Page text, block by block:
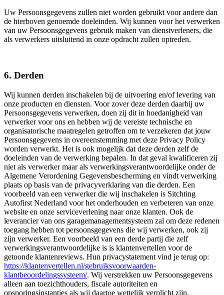
Uw Persoonsgegevens zullen niet worden gebruikt voor andere dan
de hierboven genoemde doeleinden. Wij kunnen voor het verwerken
van uw Persoonsgegevens gebruik maken van dienstverleners, die
als verwerkers uitsluitend in onze opdracht zullen optreden.
6. Derden
Wij kunnen derden inschakelen bij de uitvoering en/of levering van
onze producten en diensten. Voor zover deze derden daarbij uw
Persoonsgegevens verwerken, doen zij dit in hoedanigheid van
verwerker voor ons en hebben wij de vereiste technische en
organisatorische maatregelen getroffen om te verzekeren dat jouw
Persoonsgegevens in overeenstemming met deze Privacy Policy
worden verwerkt. Het is ook mogelijk dat deze derden zelf de
doeleinden van de verwerking bepalen. In dat geval kwalificeren zij
niet als verwerker maar als verwerkingsverantwoordelijke onder de
Algemene Verordening Gegevensbescherming en vindt verwerking
plaats op basis van de privacyverklaring van die derden. Een
voorbeeld van een verwerker die wij inschakelen is Sitchting
Autofirst Nederland voor het onderhouden en verbeteren van onze
website en onze serviceverlening naar onze klanten. Ook de
leverancier van ons garagemanagementsysteem zal om deze redenen
toegang hebben tot persoonsgegevens die wij verwerken, ook zij
zijn verwerker. Een voorbeeld van een derde partij die zelf
verwerkingsverantwoordelijke is is klantenvertellen voor de
getoonde klantenreviews. Hun privacystatement vind je terug op:
https://klantenvertellen.nl/gebruiksvoorwaarden-
klantbeoordelingssysteem/. Wij verstrekken uw Persoonsgegevens
alleen aan toezichthouders, fiscale autoriteiten en
opsporingsinstanties als wij daartoe wettelijk verplicht zijn.